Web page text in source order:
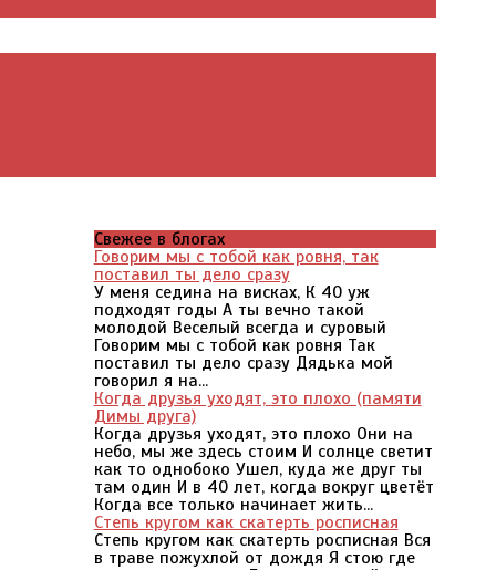
Свежее в блогах
Говорим мы с тобой как ровня, так
поставил ты дело сразу
У меня седина на висках, К 40 уж
подходят годы А ты вечно такой
молодой Веселый всегда и суровый
Говорим мы с тобой как ровня Так
поставил ты дело сразу Дядька мой
говорил я на...
Когда друзья уходят, это плохо (памяти
Димы друга)
Когда друзья уходят, это плохо Они на
небо, мы же здесь стоим И солнце светит
как то однобоко Ушел, куда же друг ты
там один И в 40 лет, когда вокруг цветёт
Когда все только начинает жить...
Степь кругом как скатерть росписная
Степь кругом как скатерть росписная Вся
в траве пожухлой от дождя Я стою где